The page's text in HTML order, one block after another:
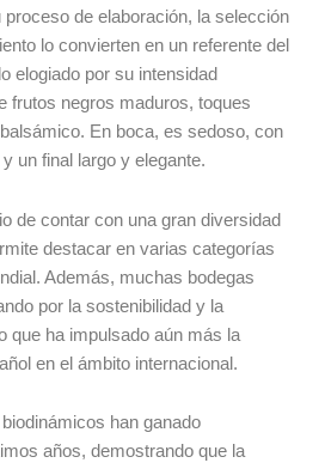
de elaboración, la selección
lo convierten en un referente del
elogiado por su intensidad
frutos negros maduros, toques
En boca, es sedoso, con
un final largo y elegante.
de contar con una gran diversidad
destacar en varias categorías
Además, muchas bodegas
por la sostenibilidad y la
que ha impulsado aún más la
en el ámbito internacional.
han ganado
años, demostrando que la